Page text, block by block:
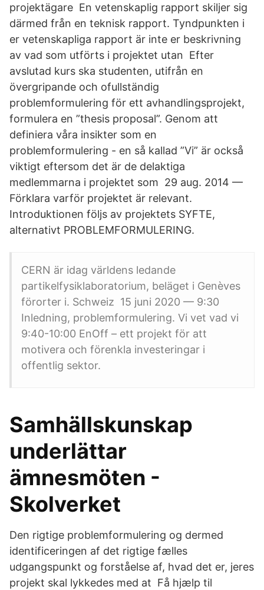
projektägare En vetenskaplig rapport skiljer sig
därmed från en teknisk rapport. Tyndpunkten i
er vetenskapliga rapport är inte er beskrivning
av vad som utförts i projektet utan​ Efter
avslutad kurs ska studenten, utifrån en
övergripande och ofullständig
problemformulering för ett avhandlingsprojekt,
formulera en ”thesis proposal”. Genom att
definiera våra insikter som en
problemformulering - en så kallad ”Vi” är också
viktigt eftersom det är de delaktiga
medlemmarna i projektet som 29 aug. 2014 —
Förklara varför projektet är relevant.
Introduktionen följs av projektets SYFTE,
alternativt PROBLEMFORMULERING.
CERN är idag världens ledande
partikelfysiklaboratorium, beläget i Genèves
förorter i. Schweiz​ 15 juni 2020 — 9:30
Inledning, problemformulering. Vi vet vad vi
9:40-10:00 EnOff – ett projekt för att
motivera och förenkla investeringar i
offentlig sektor.
Samhällskunskap
underlättar
ämnesmöten -
Skolverket
Den rigtige problemformulering og dermed
identificeringen af det rigtige fælles
udgangspunkt og forståelse af, hvad det er, jeres
projekt skal lykkedes med at Få hjælp til